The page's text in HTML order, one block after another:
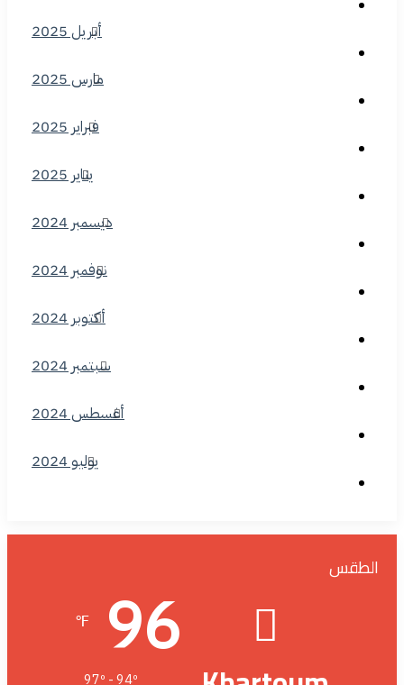
أبريل 2025
مارس 2025
فبراير 2025
يناير 2025
ديسمبر 2024
نوفمبر 2024
أكتوبر 2024
سبتمبر 2024
أغسطس 2024
يوليو 2024
الطقس
96
℉
97º - 94º